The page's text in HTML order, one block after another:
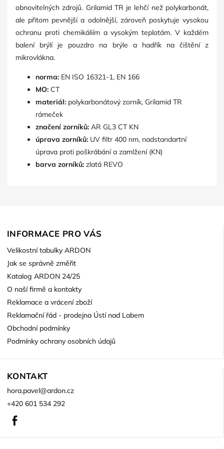
obnovitelných zdrojů. Grilamid TR je lehčí než polykarbonát,
ale přitom pevnější a odolnější, zároveň poskytuje vysokou
ochranu proti chemikáliím a vysokým teplotám. V každém
balení brýlí je pouzdro na brýle a hadřík na čištění z
mikrovlákna.
norma: EN ISO 16321-1, EN 166
MO: CT
materiál: polykarbonátový zorník, Grilamid TR
rámeček
značení zorníků: AR GL3 CT KN
úprava zorníků: UV filtr 400 nm, nadstandartní
úprava proti poškrábání a zamlžení (KN)
barva zorníků: zlatá REVO
INFORMACE PRO VÁS
Velikostní tabulky ARDON
Jak se správně změřit
Katalog ARDON 24/25
O naší firmě a kontakty
Reklamace a vrácení zboží
Reklamační řád - prodejna Ústí nad Labem
Obchodní podmínky
Podmínky ochrany osobních údajů
KONTAKT
hora.pavel@ardon.cz
+420 601 534 292